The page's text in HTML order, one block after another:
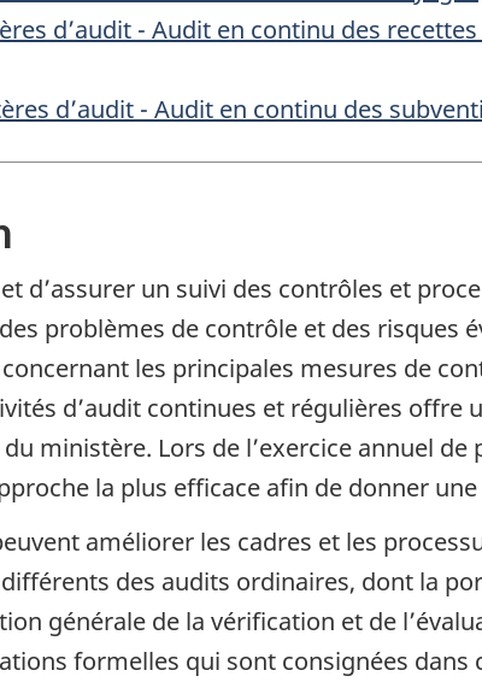
d’audit - Audit en continu des
d’audit - Audit en continu des
d’assurer un suivi des contrôles et
problèmes de contrôle et des risques
les principales mesures de
d’audit continues et régulières
ministère. Lors de l’exercice annuel
la plus efficace afin de donner
améliorer les cadres et les
des audits ordinaires, dont la
générale de la vérification et de
formelles qui sont consignées